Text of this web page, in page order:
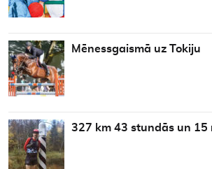
Mēnessgaismā uz Tokiju
327 km 43 stundās un 15